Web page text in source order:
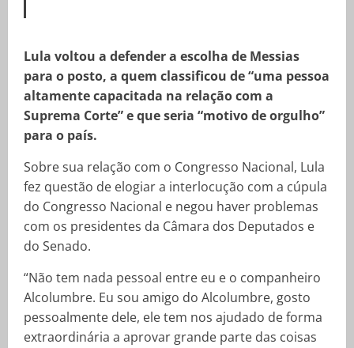
Lula voltou a defender a escolha de Messias
para o posto, a quem classificou de “uma pessoa
altamente capacitada na relação com a
Suprema Corte” e que seria “motivo de orgulho”
para o país.
Sobre sua relação com o Congresso Nacional, Lula
fez questão de elogiar a interlocução com a cúpula
do Congresso Nacional e negou haver problemas
com os presidentes da Câmara dos Deputados e
do Senado.
“Não tem nada pessoal entre eu e o companheiro
Alcolumbre. Eu sou amigo do Alcolumbre, gosto
pessoalmente dele, ele tem nos ajudado de forma
extraordinária a aprovar grande parte das coisas